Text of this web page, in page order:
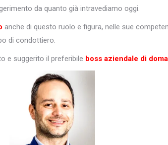
da quanto già intravediamo oggi.
anche di questo ruolo e figura, nelle sue
di condottiero.
e suggerito il preferibile boss aziendale di